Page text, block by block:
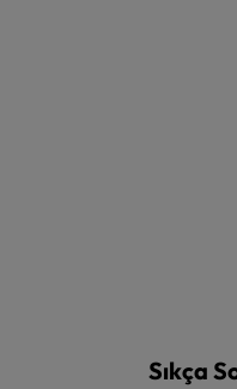
Sıkça